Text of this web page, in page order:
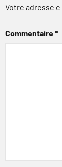
Votre adresse
Commentaire*